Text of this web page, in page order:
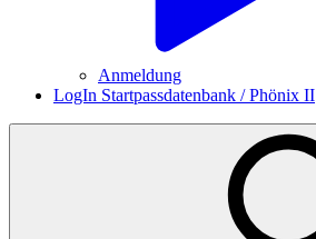
Anmeldung
LogIn Startpassdatenbank / Phönix II